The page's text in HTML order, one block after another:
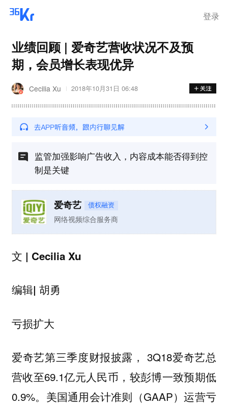
登录
业绩回顾 | 爱奇艺营收状况不及预
期，会员增长表现优异
Cecilia Xu 2018年10月31日 06:48
监管加强影响广告收入，内容成本能否得到控
制是关键
爱奇艺 债权融资
网络视频综合服务商
文 | Cecilia Xu
编辑| 胡勇
亏损扩大
爱奇艺第三季度财报披露， 3Q18爱奇艺总
营收至69.1亿元人民币，较彭博一致预期低
0.9%。美国通用会计准则（GAAP）运营亏